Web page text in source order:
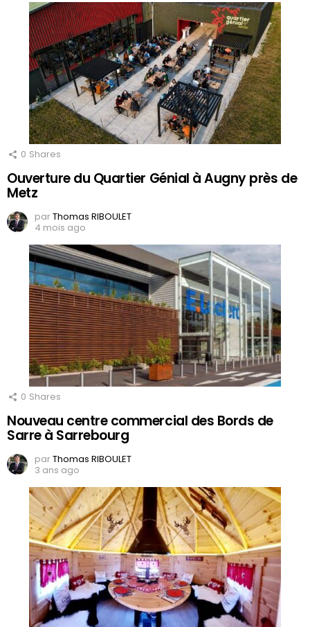
0 Shares
Ouverture du Quartier Génial à Augny près de
Metz
parThomas RIBOULET
4 mois ago
0 Shares
Nouveau centre commercial des Bords de
Sarre à Sarrebourg
parThomas RIBOULET
3 ans ago